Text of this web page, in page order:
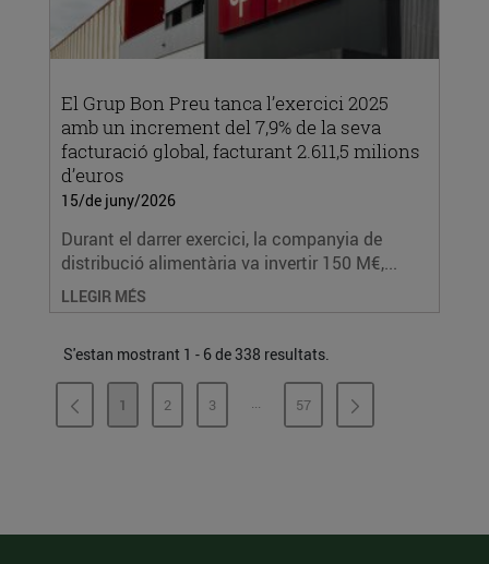
El Grup Bon Preu tanca l’exercici 2025
amb un increment del 7,9% de la seva
facturació global, facturant 2.611,5 milions
d’euros
15/de juny/2026
Durant el darrer exercici, la companyia de
distribució alimentària va invertir 150 M€,...
LLEGIR MÉS
S'estan mostrant 1 - 6 de 338 resultats.
PÀGINA
1 PÀGINA
2 PÀGINA
3 ...PÀGINES INTERMÈDIES
PÀGINA
57